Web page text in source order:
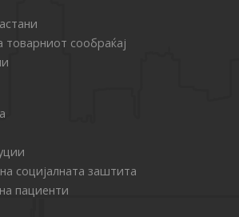
сообраќај
социјалната заштита
пациенти